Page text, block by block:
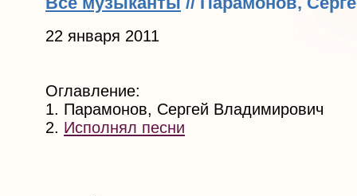
22 января 2011
Оглавление:
1. Парамонов, Сергей Владимирович
2. Исполнял песни